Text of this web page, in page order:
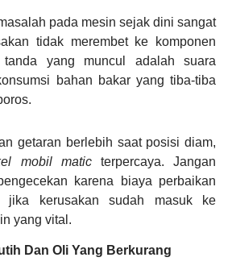
pada mesin sejak dini sangat
tidak merembet ke komponen
tanda yang muncul adalah suara
bahan bakar yang tiba-tiba
getaran berlebih saat posisi diam,
mobil maticterpercaya. Jangan
karena biaya perbaikan
jika kerusakan sudah masuk ke
yang vital.
Dan Oli Yang Berkurang